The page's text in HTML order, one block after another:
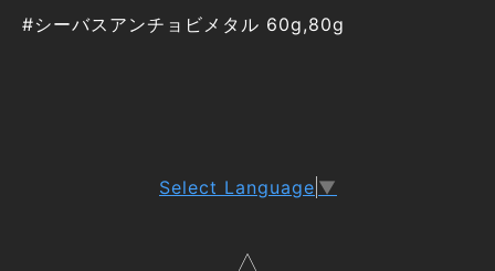
#シーバスアンチョビメタル 60g,80g
Select Language ▼